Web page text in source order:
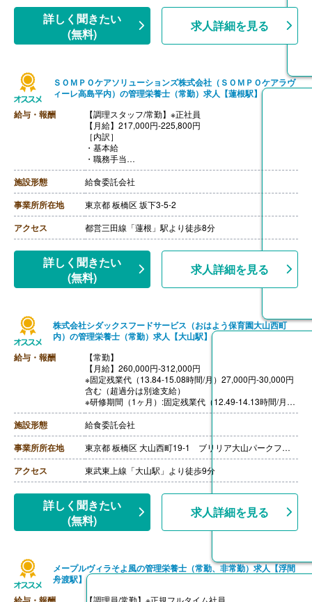
【月給】225,800円-260,100円
［内訳］
・基本給
・職務手当
・時間外手当（超過1分から支給）
・精皆勤手当 6,000円（規定あり）
【通勤手当】あり（上限50,000円/月）
【昇給】あり
【退職金】あり※勤続3年以上
詳しく聞きたい
(無料)
求人詳細を見る
ＳＯＭＰＯケアソリューションズ株式会社（ＳＯＭＰＯケアラヴ
ィーレ高島平内）の管理栄養士（常勤）求人【蓮根駅】
給与・報酬
【調理スタッフ/常勤】※正社員
【月給】217,000円-225,800円
［内訳］
・基本給
・職務手当
・働きがい向上手当 10,000円
［その他手当］
・時間外手当（超過1分から支給）
・精皆勤手当 6,000円（規定あり）
【賞与】年2回（計2.08ヶ月分）※前年度実績
【通勤手当】あり（上限50,000円/月）
【昇給】あり
【調理主任/常勤】※正社員
【月給】225,800円-260,100円
［内訳］
・基本給
［その他手当］
・時間外手当（超過1分から支給）
【賞与】年2回（計2.08ヶ月分）※前年度実績
【通勤手当】あり（上限50,000円/月）
【昇給】あり
【退職金】あり※勤続3年以上
施設形態 給食委託会社
事業所所在地 東京都 板橋区 坂下3-5-2
アクセス 都営三田線「蓮根」駅より徒歩8分
詳しく聞きたい
(無料)
求人詳細を見る
株式会社シダックスフードサービス（おはよう保育園大山西町
内）の管理栄養士（常勤）求人【大山駅】
給与・報酬
【常勤】
【月給】260,000円-312,000円
※固定残業代（13.84-15.08時間/月）27,000円-30,000円
含む（超過分は別途支給）
※研修期間（1ヶ月）:固定残業代（12.49-14.13時間/月）
27,000円-30,000円
［その他手当］
・時間外勤務手当
・休日勤務手当
・深夜勤務手当（22:00-翌05:00）
・休業手当
【賞与】年2回
【昇給】あり（年1回）
施設形態 給食委託会社
事業所所在地 東京都 板橋区 大山西町19-1 ブリリア大山パークフロント1階
アクセス 東武東上線「大山駅」より徒歩9分
詳しく聞きたい
(無料)
求人詳細を見る
メープルヴィラそよ風の管理栄養士（常勤、非常勤）求人【浮間
舟渡駅】
【調理員/常勤】※正規フルタイム社員